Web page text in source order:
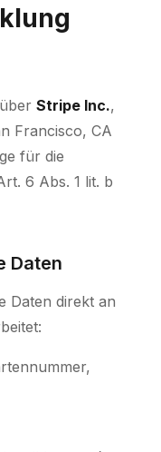
Stripe Inc.,
Francisco, CA
für die
6 Abs. 1 lit. b
Daten
Daten direkt an